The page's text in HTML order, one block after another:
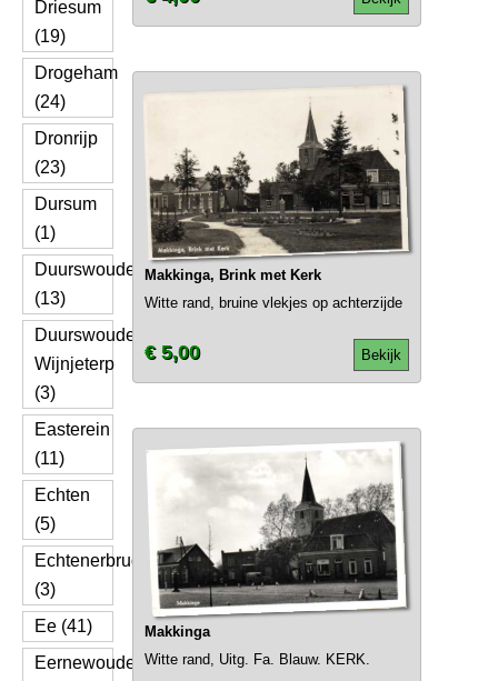
Driesum
(19)
Drogeham
(24)
Dronrijp
(23)
Dursum
(1)
Duurswoude
(13)
Duurswoude
Wijnjeterp
(3)
Easterein
(11)
Echten
(5)
Echtenerbrug
(3)
Ee (41)
Eernewoude
Makkinga, Brink met Kerk
Witte rand, bruine vlekjes op achterzijde
Bekijk
€ 5,00
Makkinga
Witte rand, Uitg. Fa. Blauw. KERK.